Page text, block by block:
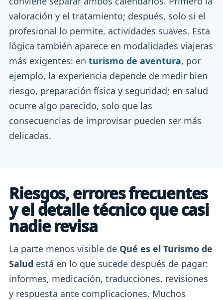
valoración y el tratamiento; después, solo si el
profesional lo permite, actividades suaves. Esta
lógica también aparece en modalidades viajeras
más exigentes: en turismo de aventura, por
ejemplo, la experiencia depende de medir bien
riesgo, preparación física y seguridad; en salud
ocurre algo parecido, solo que las
consecuencias de improvisar pueden ser más
delicadas.
Riesgos, errores frecuentes
y el detalle técnico que casi
nadie revisa
La parte menos visible de Qué es el Turismo de
Salud está en lo que sucede después de pagar:
informes, medicación, traducciones, revisiones
y respuesta ante complicaciones. Muchos